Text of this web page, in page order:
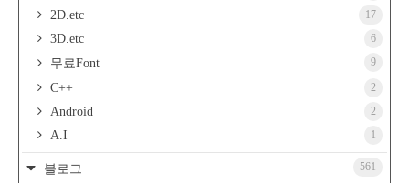
2D.etc 17
3D.etc 6
무료Font 9
C++ 2
Android 2
A.I 1
블로그 561